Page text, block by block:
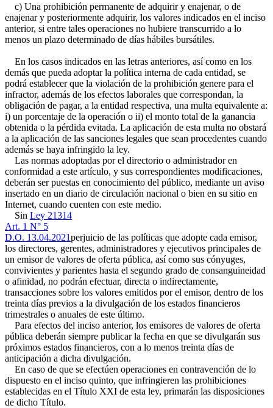
c) Una prohibición permanente de adquirir y enajenar, o de
enajenar y posteriormente adquirir, los valores indicados en el inciso
anterior, si entre tales operaciones no hubiere transcurrido a lo
menos un plazo determinado de días hábiles bursátiles.
En los casos indicados en las letras anteriores, así como en los
demás que pueda adoptar la política interna de cada entidad, se
podrá establecer que la violación de la prohibición genere para el
infractor, además de los efectos laborales que correspondan, la
obligación de pagar, a la entidad respectiva, una multa equivalente a:
i) un porcentaje de la operación o ii) el monto total de la ganancia
obtenida o la pérdida evitada. La aplicación de esta multa no obstará
a la aplicación de las sanciones legales que sean procedentes cuando
además se haya infringido la ley.
Las normas adoptadas por el directorio o administrador en
conformidad a este artículo, y sus correspondientes modificaciones,
deberán ser puestas en conocimiento del público, mediante un aviso
insertado en un diario de circulación nacional o bien en su sitio en
Internet, cuando cuenten con este medio.
Sin Ley 21314
Art. 1 N° 5
D.O. 13.04.2021perjuicio de las políticas que adopte cada emisor,
los directores, gerentes, administradores y ejecutivos principales de
un emisor de valores de oferta pública, así como sus cónyuges,
convivientes y parientes hasta el segundo grado de consanguineidad
o afinidad, no podrán efectuar, directa o indirectamente,
transacciones sobre los valores emitidos por el emisor, dentro de los
treinta días previos a la divulgación de los estados financieros
trimestrales o anuales de este último.
Para efectos del inciso anterior, los emisores de valores de oferta
pública deberán siempre publicar la fecha en que se divulgarán sus
próximos estados financieros, con a lo menos treinta días de
anticipación a dicha divulgación.
En caso de que se efectúen operaciones en contravención de lo
dispuesto en el inciso quinto, que infringieren las prohibiciones
establecidas en el Título XXI de esta ley, primarán las disposiciones
de dicho Título.